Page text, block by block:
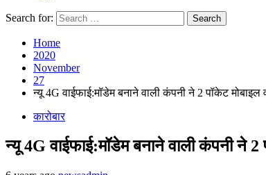
Search for:
Home
2020
November
27
न्यू 4G वाईफाई:मॉडेम बनाने वाली कंपनी ने 2 पॉकेट
कारोबार
न्यू 4G वाईफाई:मॉडेम बनाने वाली कंपनी ने